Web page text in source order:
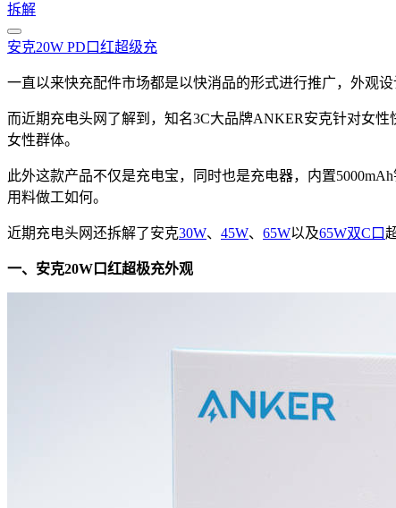
拆解
安克20W PD 口红超级充
一直以来快充配件市场都是以快消品的形式进行推广，外观
而近期充电头网了解到，知名3C大品牌ANKER安克针对女
女性群体。
此外这款产品不仅是充电宝，同时也是充电器，内置
用料做工如何。
近期充电头网还拆解了安克30W、 45W、 65W以及65W双C口
一、安克20W口红超极充外观